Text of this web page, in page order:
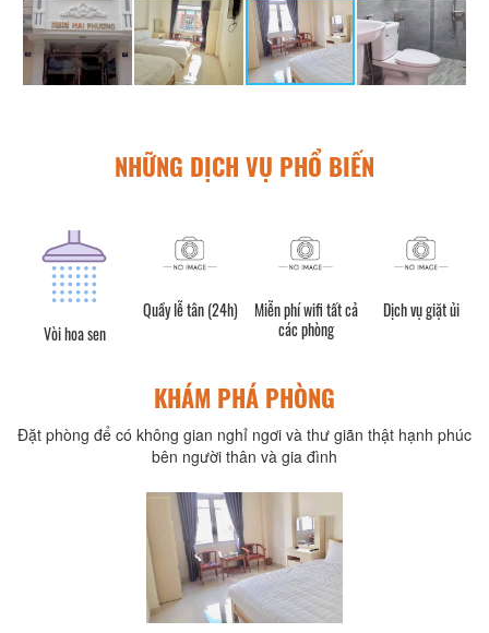
NHỮNG DỊCH VỤ PHỔ BIẾN
Vòi hoa sen
Quầy lễ tân (24h)
Miễn phí wifi tất cả
các phòng
Dịch vụ giặt ủi
KHÁM PHÁ PHÒNG
Đặt phòng để có không gian nghỉ ngơi và thư giãn thật hạnh phúc
bên người thân và gia đình